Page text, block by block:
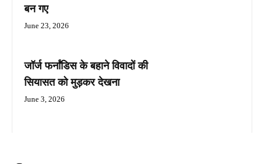
बन गए
June 23, 2026
जॉर्ज फर्नांडिस के बहाने विवादों की
सियासत को मुड़कर देखना
June 3, 2026